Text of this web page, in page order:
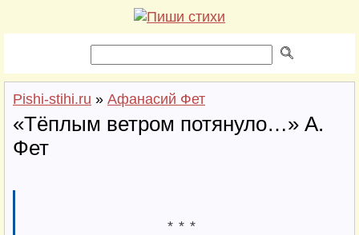
Pishi-stihi.ru » Афанасий Фет
«Тёплым ветром потянуло…» А.
Фет
* * *